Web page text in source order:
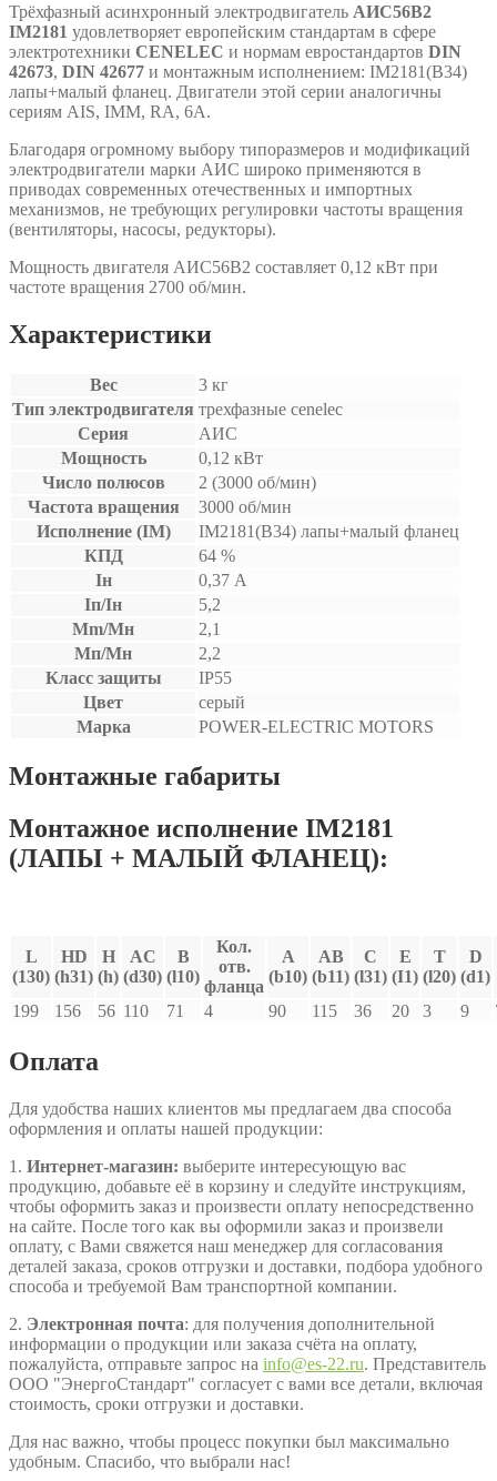
Трёхфазный асинхронный электродвигатель АИС56В2
IM2181 удовлетворяет европейским стандартам в сфере
электротехники CENELEC и нормам евростандартов DIN
42673, DIN 42677 и монтажным исполнением: IM2181(B34)
лапы+малый фланец. Двигатели этой серии аналогичны
сериям АIS, IMM, RA, 6A.
Благодаря огромному выбору типоразмеров и модификаций
электродвигатели марки АИС широко применяются в
приводах современных отечественных и импортных
механизмов, не требующих регулировки частоты вращения
(вентиляторы, насосы, редукторы).
Мощность двигателя АИС56В2 составляет 0,12 кВт при
частоте вращения 2700 об/мин.
Характеристики
Вес
3 кг
Тип электродвигателя трехфазные cenelec
Серия
АИС
Мощность
0,12 кВт
Число полюсов
2 (3000 об/мин)
Частота вращения
3000 об/мин
Исполнение (IM)
IM2181(B34) лапы+малый фланец
КПД
64 %
Iн
0,37 А
Iп/Iн
5,2
Mm/Мн
2,1
Мп/Мн
2,2
Класс защиты
IP55
Цвет
серый
Марка
POWER-ELECTRIC MOTORS
Монтажные габариты
Монтажное исполнение IM2181
(ЛАПЫ + МАЛЫЙ ФЛАНЕЦ):
L
(130)
HD
(h31)
H
(h)
AC
(d30)
В
(l10)
Кол.
отв.
фланца
A
(b10)
AB
(b11)
C
(l31)
E
(I1)
T
(l20)
D
(d1)
199
156 56 110 71 4 90 115 36 20 3 9
Оплата
Для удобства наших клиентов мы предлагаем два способа
оформления и оплаты нашей продукции:
1. Интернет-магазин: выберите интересующую вас
продукцию, добавьте её в корзину и следуйте инструкциям,
чтобы оформить заказ и произвести оплату непосредственно
на сайте. После того как вы оформили заказ и произвели
оплату, с Вами свяжется наш менеджер для согласования
деталей заказа, сроков отгрузки и доставки, подбора удобного
способа и требуемой Вам транспортной компании.
2. Электронная почта: для получения дополнительной
информации о продукции или заказа счёта на оплату,
пожалуйста, отправьте запрос на info@es-22.ru. Представитель
ООО "ЭнергоСтандарт" согласует с вами все детали, включая
стоимость, сроки отгрузки и доставки.
Для нас важно, чтобы процесс покупки был максимально
удобным. Спасибо, что выбрали нас!